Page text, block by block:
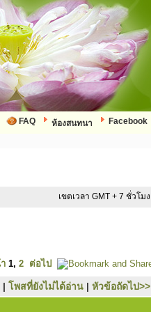
Facebook
ห้องสนทนา
FAQ
เขตเวลา GMT + 7 ชั่วโมง
1, 2 ต่อไป
| โพสที่ยังไม่ได้อ่าน | หัวข้อถัดไป>>